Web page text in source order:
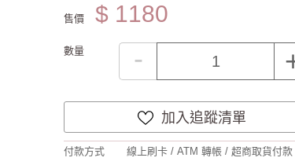
售價 $ 1180
數量 -
加入追蹤清單
付款方式
線上刷卡 / ATM 轉帳 / 超商取貨付款